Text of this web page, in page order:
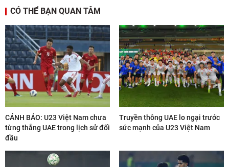
CÓ THỂ BẠN QUAN TÂM
CẢNH BÁO: U23 Việt Nam chưa
từng thắng UAE trong lịch sử đối
đầu
Truyền thông UAE lo ngại trước
sức mạnh của U23 Việt Nam